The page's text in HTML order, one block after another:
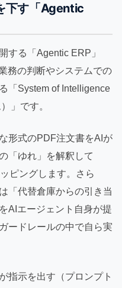
下す「Agentic
する「Agentic ERP」
務の判断やシステムでの
「System of Intelligence
」です。
形式のPDF注文書をAIが
「ゆれ」を解釈して
ピングします。さら
「代替倉庫からの引き当
AIエージェント自身が提
ードレールの中で自ら実
指示を出す（プロンプト